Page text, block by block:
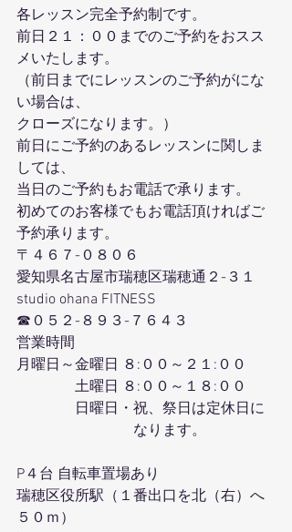
各レッスン完全予約制です。
前日２１：００までのご予約をおスス
メいたします。
（前日までにレッスンのご予約がにな
い場合は、
クローズになります。）
前日にご予約のあるレッスンに関しま
しては、
当日のご予約もお電話で承ります。
初めてのお客様でもお電話頂ければご
予約承ります。
〒４６７-０８０６
愛知県名古屋市瑞穂区瑞穂通２-３１
studio ohana FITNESS
☎０５２-８９３-７６４３
営業時間
月曜日～金曜日 ８:００～２１:００
土曜日 ８:００～１８:００
日曜日・祝、祭日は定休日に
なります。
P４台 自転車置場あり
瑞穂区役所駅（１番出口を北（右）へ
５０ｍ）